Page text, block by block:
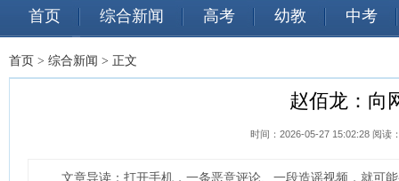
首页 综合新闻 高考 幼教 中考
早教 订阅
首页 > 综合新闻 > 正文
赵佰龙：向
时间：2026-05-27 15:02:28 阅读
文章导读： 打开手机，一条恶意评论、一段造谣视频，就可